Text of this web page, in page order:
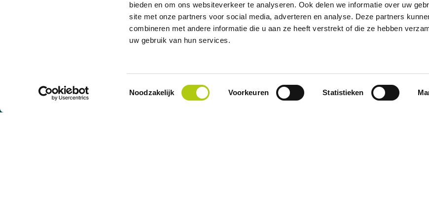
bieden en om ons websiteverkeer te analyseren. Ook delen we informatie over uw
site met onze partners voor social media, adverteren en analyse. Deze partners
combineren met andere informatie die u aan ze heeft verstrekt of die ze hebben
uw gebruik van hun services.
Toestemmingsselectie
Noodzakelijk Voorkeuren Statistieken
97 % des clients nous recommandent Communication claire et ouverte Livraison en 1
Point de service scooters Le meilleur pour vous A propos de nous